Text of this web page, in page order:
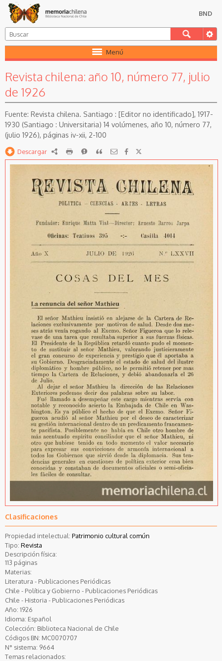
BND
Menú
Revista chilena: año 10, número 77, julio
de 1926
Revista chilena. Santiago : [Editor no identificado], 1917-
1930 (Santiago : Universitaria) 14 volúmenes, año 10, número 77,
(julio 1926), páginas iv-xii, 2-100
Descargar RDF imprimirReportarCitar
Clasificaciones
Propiedad intelectual: Patrimonio cultural común
Tipo: Revista
Descripción física:
113 páginas
Materias:
Literatura - Publicaciones Periódicas
Chile - Política y Gobierno - Publicaciones Periódicas
Chile - Historia - Publicaciones Periódicas
Año: 1926
Idioma: Español
Colección: Biblioteca Nacional de Chile
Códigos BN: MC0070707
N° sistema: 9664
Temas relacionados: